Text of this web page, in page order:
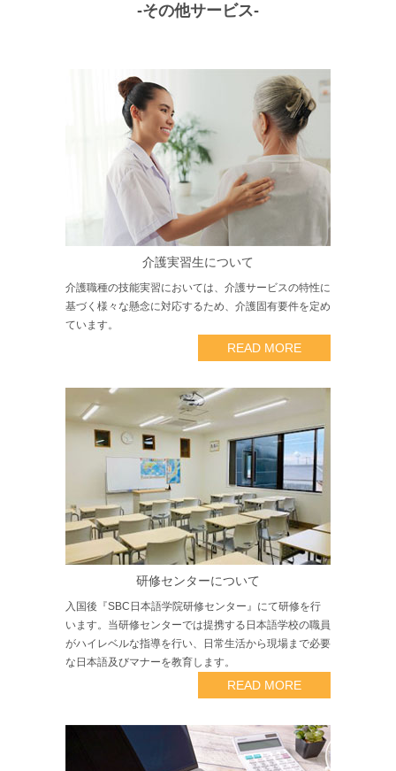
-その他サービス-
介護実習生について
介護職種の技能実習においては、介護サービスの特性に
基づく様々な懸念に対応するため、介護固有要件を定め
ています。
READ MORE
研修センターについて
入国後『SBC日本語学院研修センター』にて研修を行
います。当研修センターでは提携する日本語学校の職員
がハイレベルな指導を行い、日常生活から現場まで必要
な日本語及びマナーを教育します。
READ MORE